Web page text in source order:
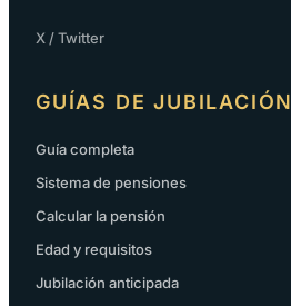
X / Twitter
GUÍAS DE JUBILACIÓN
Guía completa
Sistema de pensiones
Calcular la pensión
Edad y requisitos
Jubilación anticipada